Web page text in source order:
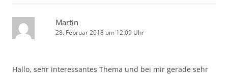
Martin
28. Februar 2018 um 12:09 Uhr
Hallo, sehr interessantes Thema und bei mir gerade sehr